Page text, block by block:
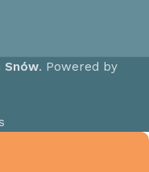
Snów. Powered by